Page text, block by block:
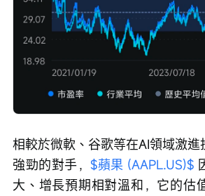
相較於微軟、谷歌等在AI領域激
強勁的對手， $蘋果 (AAPL.US)$
大、增長預期相對溫和，它的估